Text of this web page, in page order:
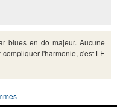
blues en do majeur. Aucune
l'harmonie, c'est LE